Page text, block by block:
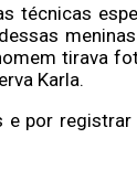
técnicas
tirava
Karla.
por